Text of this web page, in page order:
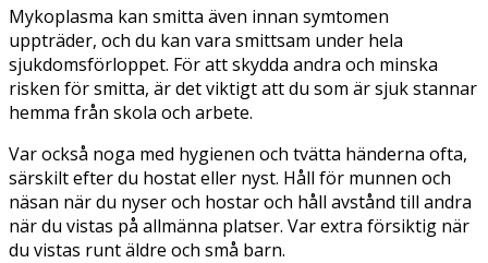
Mykoplasma kan smitta även innan symtomen
uppträder, och du kan vara smittsam under hela
sjukdomsförloppet. För att skydda andra och minska
risken för smitta, är det viktigt att du som är sjuk stannar
hemma från skola och arbete.
Var också noga med hygienen och tvätta händerna ofta,
särskilt efter du hostat eller nyst. Håll för munnen och
näsan när du nyser och hostar och håll avstånd till andra
när du vistas på allmänna platser. Var extra försiktig när
du vistas runt äldre och små barn.